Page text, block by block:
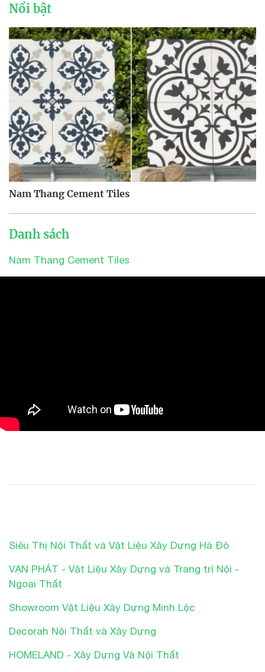
Nổi bật
Nam Thang Cement Tiles
Danh sách
Nam Thang Cement Tiles
Siêu Thị Nội Thất và Vật Liệu Xây Dựng Hà Đô
VẠN PHÁT - Vật Liệu Xây Dựng và Trang trí Nội -
Ngoại Thất
Showroom Vật Liệu Xây Dựng Minh Lộc
Decorah Nội Thất và Xây Dựng
HOMELAND - Xây Dựng Và Nội Thất